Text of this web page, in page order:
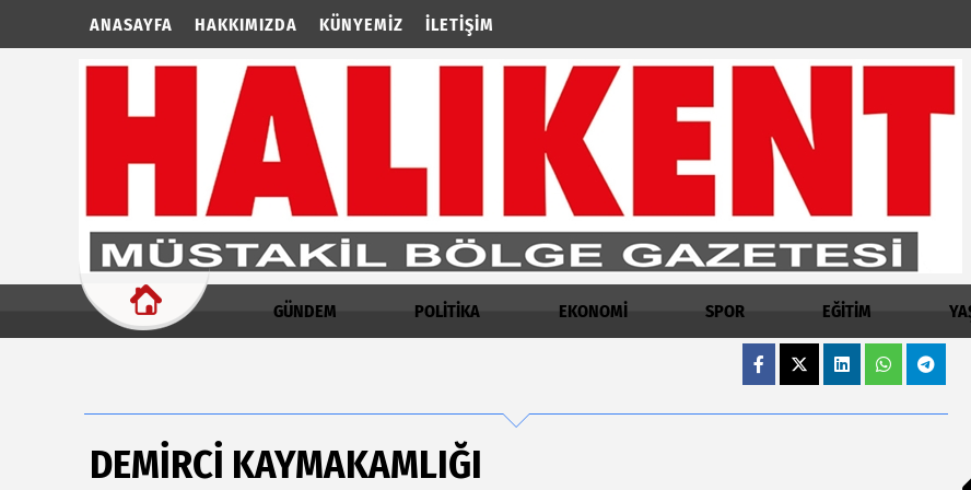
ANASAYFA HAKKIMIZDA KÜNYEMIZ İLETIŞIM
GÜNDEM POLİTİKA EKONOMİ SPOR EĞİTİM
DEMİRCİ KAYMAKAMLIĞI